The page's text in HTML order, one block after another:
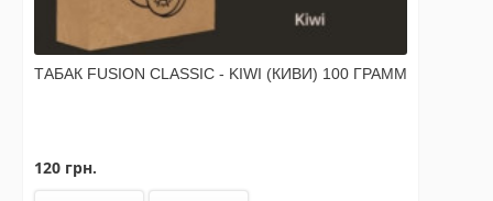
ТАБАК FUSION CLASSIC - KIWI (КИВИ) 100 ГРАММ
120 грн.